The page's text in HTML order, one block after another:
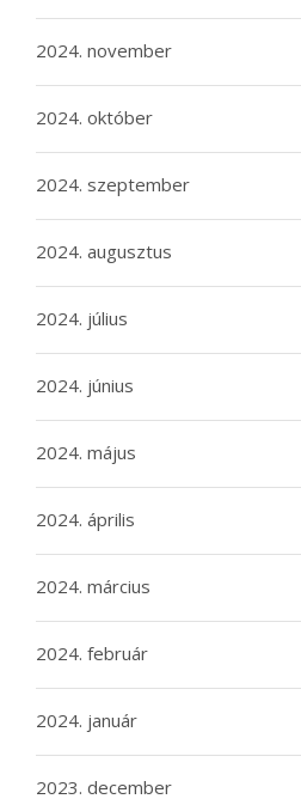
2024. november
2024. október
2024. szeptember
2024. augusztus
2024. július
2024. június
2024. május
2024. április
2024. március
2024. február
2024. január
2023. december